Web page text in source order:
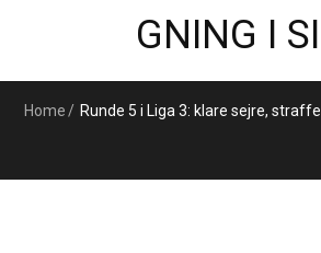
GNING I
Home / Runde 5 i Liga 3: klare sejre,